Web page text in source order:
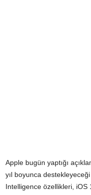
Apple bugün yaptığı
yıl boyunca
Intelligence özellikleri, iOS